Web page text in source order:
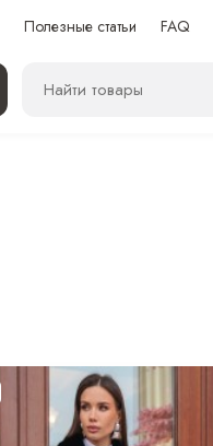
Полезные статьи FAQ